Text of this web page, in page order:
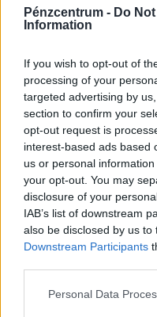
Pénzcentrum - Do
Information
If you wish to opt-out of
processing of your
targeted advertising by
section to confirm your
opt-out request is
interest-based ads based
us or personal
your opt-out. You may
disclosure of your
IAB’s list of downstream
also be disclosed by us to
Downstream Participants
Personal Data
komoly fizikai és
számára.
Időzített bomba